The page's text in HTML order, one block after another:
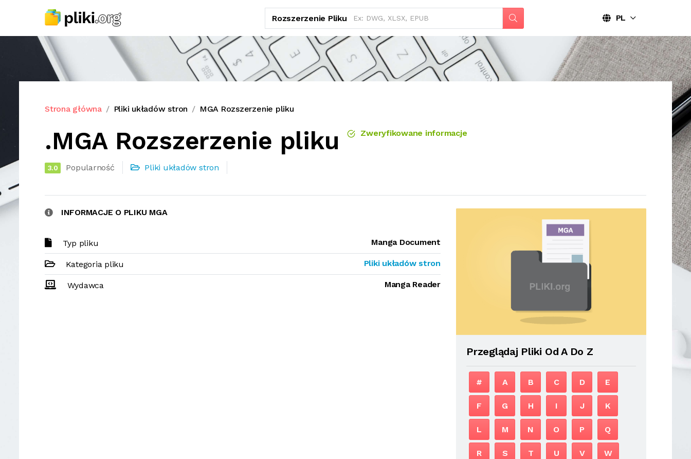
Rozszerzenie Pliku PL
Strona główna Pliki układów stron MGA Rozszerzenie pliku
.MGA Rozszerzenie pliku Zweryfikowane informacje
3.0 Popularność Pliki układów stron
INFORMACJE O PLIKU MGA
Typ pliku Manga Document
Kategoria pliku Pliki układów stron
Wydawca Manga Reader
Przeglądaj Pliki Od A Do Z
# A B C D E
F G H I J K
L M N O P Q
R S T U V W